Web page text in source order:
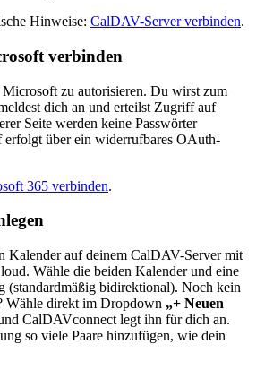
Hinweise: CalDAV-Server verbinden.
verbinden
zu autorisieren. Du wirst zum
dich an und erteilst Zugriff auf
Seite werden keine Passwörter
erfolgt über ein widerrufbares OAuth-
365 verbinden.
Kalender auf deinem CalDAV-Server mit
Wähle die beiden Kalender und eine
(standardmäßig bidirektional). Noch kein
Wähle direkt im Dropdown „+ Neuen
CalDAVconnect legt ihn für dich an.
so viele Paare hinzufügen, wie dein